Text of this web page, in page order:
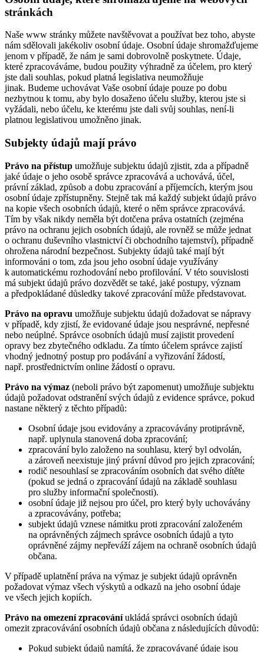
stránkách
Naše www stránky můžete navštěvovat a používat bez toho, abyste
nám sdělovali jakékoliv osobní údaje. Osobní údaje shromažďujeme
jenom v případě, že nám je sami dobrovolně poskytnete. Údaje,
které zpracováváme, budou použity výhradně za účelem, pro který
jste dali souhlas, pokud platná legislativa neumožňuje
jinak. Budeme uchovávat Vaše osobní údaje pouze po dobu
nezbytnou k tomu, aby bylo dosaženo účelu služby, kterou jste si
vyžádali, nebo účelu, ke kterému jste dali svůj souhlas, není-li
platnou legislativou umožněno jinak.
Subjekty údajů mají právo
Právo na přístup umožňuje subjektu údajů zjistit, zda a případně
jaké údaje o jeho osobě správce zpracovává a uchovává, účel,
právní základ, způsob a dobu zpracování a příjemcích, kterým jsou
osobní údaje zpřístupněny. Stejně tak má každý subjekt údajů právo
na kopie všech osobních údajů, které o něm správce zpracovává.
Tím by však nikdy neměla být dotčena práva ostatních (zejména
právo na ochranu jejich osobních údajů, ale rovněž se může jednat
o ochranu duševního vlastnictví či obchodního tajemství), případně
ohrožena národní bezpečnost. Subjekty údajů také mají být
informováni o tom, zda jsou jeho osobní údaje využívány
k automatickému rozhodování nebo profilování. V této souvislosti
má subjekt údajů právo dozvědět se také, jaké postupy, význam
a předpokládané důsledky takové zpracování může představovat.
Právo na opravu umožňuje subjektu údajů dožadovat se nápravy
v případě, kdy zjistí, že evidované údaje jsou nesprávné, nepřesné
nebo neúplné. Správce osobních údajů musí zajistit provedení
opravy bez zbytečného odkladu. Za tímto účelem správce zajistí
vhodný jednotný postup pro podávání a vyřizování žádostí,
např. prostřednictvím online žádostí o opravu.
Právo na výmaz (neboli právo být zapomenut) umožňuje subjektu
údajů požadovat odstranění svých údajů z evidence správce, pokud
nastane některý z těchto případů:
Osobní údaje jsou evidovány a zpracovávány protiprávně,
např. uplynula stanovená doba zpracování;
zpracování bylo založeno na souhlasu, který byl odvolán,
a zároveň neexistuje jiný právní důvod pro jejich zpracování;
rodič nesouhlasí se zpracováním osobních dat svého dítěte
(pokud se jedná o zpracování údajů na základě souhlasu
pro služby informační společnosti).
osobní údaje již nejsou pro účel, pro který byly uchovávány
a zpracovávány, potřeba;
subjekt údajů vznese námitku proti zpracování založeném
na oprávněných zájmech správce osobních údajů a tyto
oprávněné zájmy nepřeváží zájem na ochraně osobních údajů
občana.
V případě uplatnění práva na výmaz je subjekt údajů oprávněn
požadovat výmaz všech výskytů a odkazů na jeho osobní údaje
ve všech jejich kopiích.
Právo na omezení zpracováníukládá správci osobních údajů
omezit zpracovávání osobních údajů občana z následujících důvodů:
Pokud subjekt údajů namítá, že zpracovávané údaje jsou